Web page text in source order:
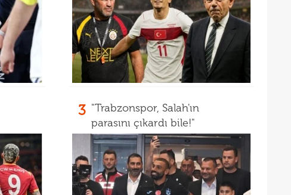
3 "Trabzonspor, Salah'ın
parasını çıkardı bile!"